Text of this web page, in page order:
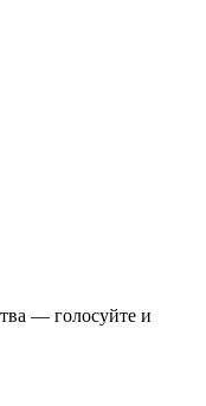
— голосуйте и